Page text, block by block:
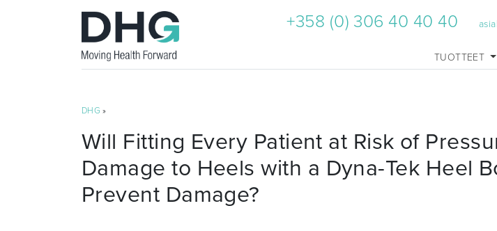
+358 (0) 306 40 40 40
TUOTTEET
DHG »
Will Fitting Every Patient at Risk of
Damage to Heels with a Dyna-Tek Heel
Prevent Damage?